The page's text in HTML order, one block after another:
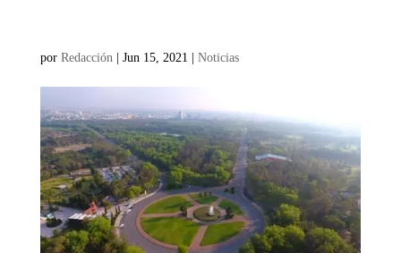
por Redacción | Jun 15, 2021 | Noticias